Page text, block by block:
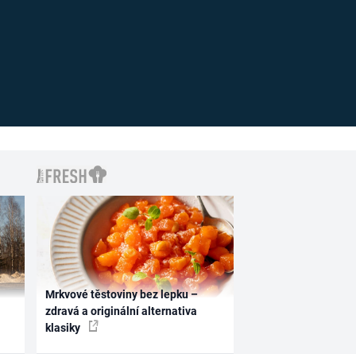
Mrkvové těstoviny bez lepku –
zdravá a originální alternativa
klasiky